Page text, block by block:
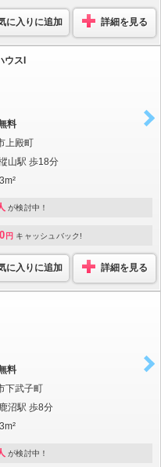
に入りに追加 詳細を見る
ウスI
料
上殿町
山駅 歩18分
が検討中！
円 キャッシュバック!
に入りに追加 詳細を見る
料
下武子町
沼駅 歩8分
が検討中！